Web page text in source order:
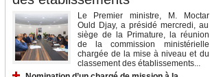
Le Premier ministre, M. Moctar
Ould Djay, a présidé mercredi, au
siège de la Primature, la réunion
de la commission ministérielle
chargée de la mise à niveau et du
classement des établissements...